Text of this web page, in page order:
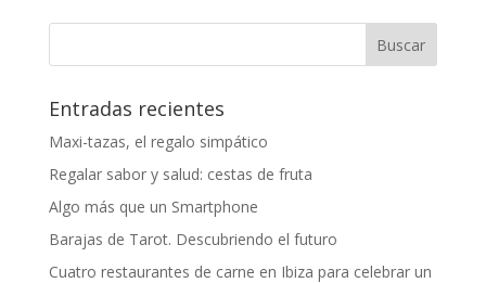
Entradas recientes
Maxi-tazas, el regalo simpático
Regalar sabor y salud: cestas de fruta
Algo más que un Smartphone
Barajas de Tarot. Descubriendo el futuro
Cuatro restaurantes de carne en Ibiza para celebrar un